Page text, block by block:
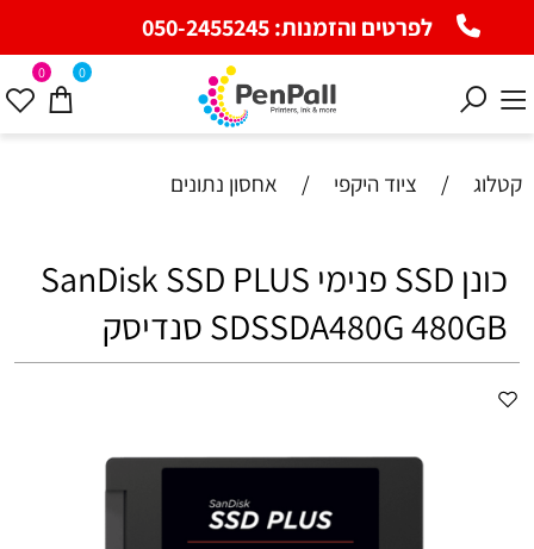
לפרטים והזמנות:050-2455245
0 0
קטלוג / ציוד היקפי / אחסון נתונים
כונן SSD פנימי SanDisk SSD PLUS
SDSSDA480G 480GB סנדיסק